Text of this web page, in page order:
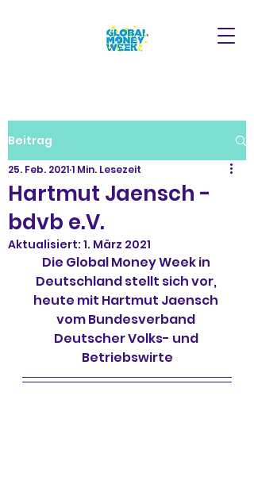
Beitrag
Hartmut Jaensch -
bdvb e.V.
25. Feb. 20211 Min. Lesezeit
Aktualisiert: 1. März 2021
Die Global Money Week in
Deutschland stellt sich vor,
heute mit Hartmut Jaensch
vom Bundesverband
Deutscher Volks- und
Betriebswirte